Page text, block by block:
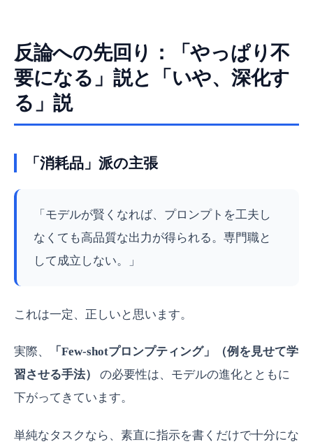
反論への先回り：「やっぱり不
要になる」説と「いや、深化す
る」説
「消耗品」派の主張
「モデルが賢くなれば、プロンプトを工夫し
なくても高品質な出力が得られる。専門職と
して成立しない。」
これは一定、正しいと思います。
実際、
「Few-shotプロンプティング」（例を見せて学
習させる手法）
の必要性は、モデルの進化とともに
下がってきています。
単純なタスクなら、素直に指示を書くだけで十分にな